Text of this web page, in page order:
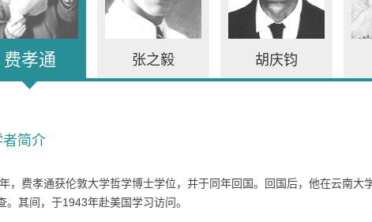
费孝通 张之毅 胡庆钧
者简介
，费孝通获伦敦大学哲学博士学位，并于同年回国。回国后，他在云南大
。其间，于1943年赴美国学习访问。